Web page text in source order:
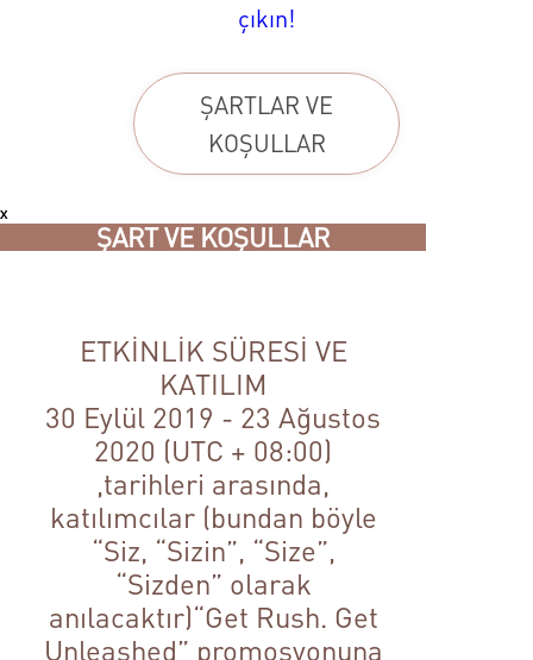
çıkın!
ŞARTLAR VE
KOŞULLAR
x
ŞART VE KOŞULLAR
ETKİNLİK SÜRESİ VE
KATILIM
30 Eylül 2019 - 23 Ağustos
2020 (UTC + 08:00)
,tarihleri arasında,
katılımcılar (bundan böyle
“Siz, “Sizin”, “Size”,
“Sizden” olarak
anılacaktır)“Get Rush. Get
Unleashed” promosyonuna